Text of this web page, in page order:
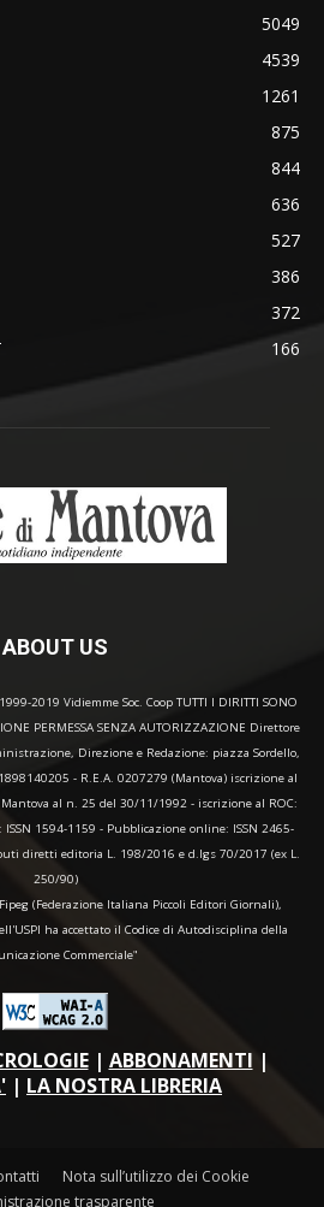
5049
4539
1261
875
844
636
527
386
372
166
ABOUT US
2019 Vidiemme Soc. Coop TUTTI I DIRITTI SONO
PERMESSA SENZA AUTORIZZAZIONE Direttore
Direzione e Redazione: piazza Sordello,
- R.E.A. 0207279 (Mantova) iscrizione al
al n. 25 del 30/11/1992 - iscrizione al ROC:
1594-1159 - Pubblicazione online: ISSN 2465-
diretti editoria L. 198/2016 e d.lgs 70/2017 (ex L.
250/90)
(Federazione Italiana Piccoli Editori Giornali),
ha accettato il Codice di Autodisciplina della
Commerciale"
| ABBONAMENTI |
| LA NOSTRA LIBRERIA
Nota sull’utilizzo dei Cookie
trasparente